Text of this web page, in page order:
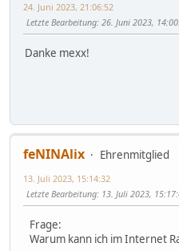
24. Juni 2023, 21:06:52
Letzte Bearbeitung: 26. Juni 2023,
Danke mexx!
feNINAlix
Ehrenmitglied
13. Juli 2023, 15:14:32
Letzte Bearbeitung: 13. Juli 2023,
Frage:
Warum kann ich im Internet